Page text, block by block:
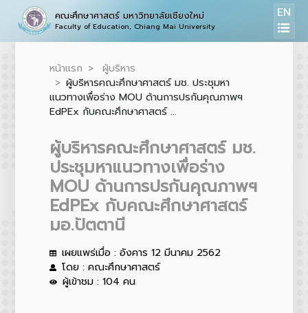
คณะศึกษาศาสตร์ มหาวิทยาลัยเชียงใหม่
Faculty of Education, Chiang Mai University
EN
หน้าแรก
ผู้บริหาร
ผู้บริหารคณะศึกษาศาสตร์ มช. ประชุมหา
แนวทางเพื่อร่าง MOU ด้านการปรกันคุณภาพฯ
EdPEx กับคณะศึกษาศาสตร์ ...
ผู้บริหารคณะศึกษาศาสตร์ มช.
ประชุมหาแนวทางเพื่อร่าง
MOU ด้านการปรกันคุณภาพฯ
EdPEx กับคณะศึกษาศาสตร์
มอ.ปัตตานี
เผยแพร่เมื่อ : อังคาร 12 มีนาคม 2562
โดย : คณะศึกษาศาสตร์
ผู้เข้าชม : 104 คน